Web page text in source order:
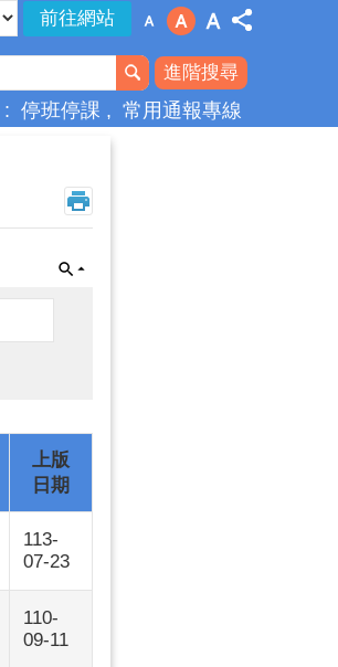
進階搜尋
停班停課 常用通報專線
上版
日期
113-
07-23
110-
09-11